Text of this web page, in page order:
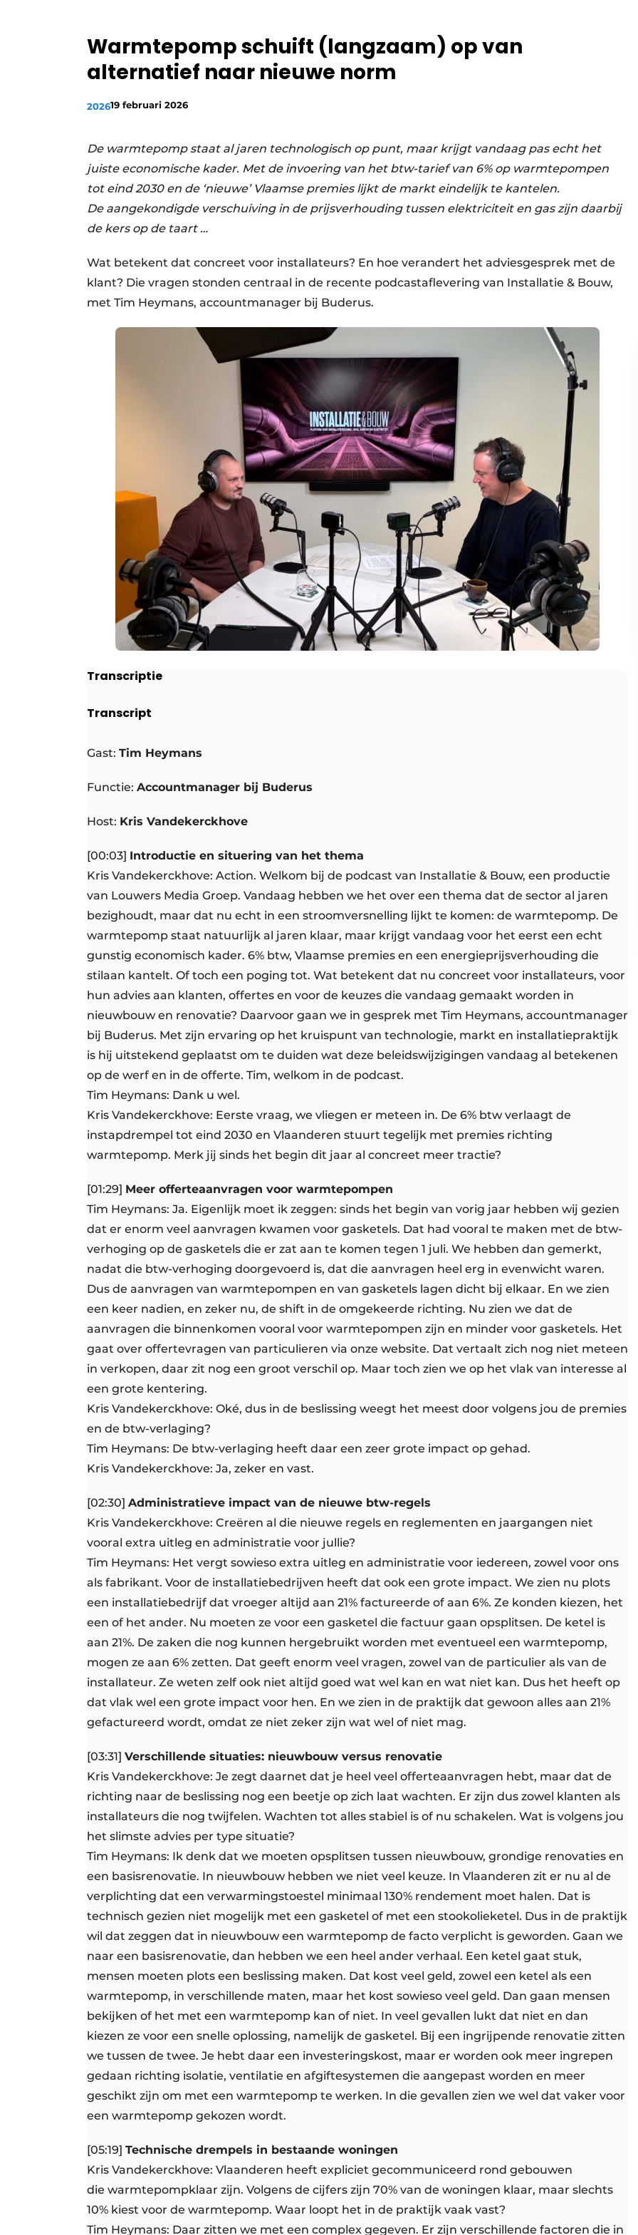
Vacatures
Warmtepomp schuift (langzaam) op van
alternatief naar nieuwe norm
202619 februari 2026
De warmtepomp staat al jaren technologisch op punt, maar krijgt vandaag pas echt het
juiste economische kader. Met de invoering van het btw-tarief van 6% op warmtepompen
tot eind 2030 en de ‘nieuwe’ Vlaamse premies lijkt de markt eindelijk te kantelen.
De aangekondigde verschuiving in de prijsverhouding tussen elektriciteit en gas zijn daarbij
de kers op de taart …
Wat betekent dat concreet voor installateurs? En hoe verandert het adviesgesprek met de
klant? Die vragen stonden centraal in de recente podcastaflevering van Installatie & Bouw,
met Tim Heymans, accountmanager bij Buderus.
Transcriptie
Transcript
Gast: Tim Heymans
Functie: Accountmanager bij Buderus
Host: Kris Vandekerckhove
[00:03] Introductie en situering van het thema
Kris Vandekerckhove: Action. Welkom bij de podcast van Installatie & Bouw, een productie
van Louwers Media Groep. Vandaag hebben we het over een thema dat de sector al jaren
bezighoudt, maar dat nu echt in een stroomversnelling lijkt te komen: de warmtepomp. De
warmtepomp staat natuurlijk al jaren klaar, maar krijgt vandaag voor het eerst een echt
gunstig economisch kader. 6% btw, Vlaamse premies en een energieprijsverhouding die
stilaan kantelt. Of toch een poging tot. Wat betekent dat nu concreet voor installateurs, voor
hun advies aan klanten, offertes en voor de keuzes die vandaag gemaakt worden in
nieuwbouw en renovatie? Daarvoor gaan we in gesprek met Tim Heymans, accountmanager
bij Buderus. Met zijn ervaring op het kruispunt van technologie, markt en installatiepraktijk
is hij uitstekend geplaatst om te duiden wat deze beleidswijzigingen vandaag al betekenen
op de werf en in de offerte. Tim, welkom in de podcast.
Tim Heymans: Dank u wel.
Kris Vandekerckhove: Eerste vraag, we vliegen er meteen in. De 6% btw verlaagt de
instapdrempel tot eind 2030 en Vlaanderen stuurt tegelijk met premies richting
warmtepomp. Merk jij sinds het begin dit jaar al concreet meer tractie?
[01:29] Meer offerteaanvragen voor warmtepompen
Tim Heymans: Ja. Eigenlijk moet ik zeggen: sinds het begin van vorig jaar hebben wij gezien
dat er enorm veel aanvragen kwamen voor gasketels. Dat had vooral te maken met de btw-
verhoging op de gasketels die er zat aan te komen tegen 1 juli. We hebben dan gemerkt,
nadat die btw-verhoging doorgevoerd is, dat die aanvragen heel erg in evenwicht waren.
Dus de aanvragen van warmtepompen en van gasketels lagen dicht bij elkaar. En we zien
een keer nadien, en zeker nu, de shift in de omgekeerde richting. Nu zien we dat de
aanvragen die binnenkomen vooral voor warmtepompen zijn en minder voor gasketels. Het
gaat over offertevragen van particulieren via onze website. Dat vertaalt zich nog niet meteen
in verkopen, daar zit nog een groot verschil op. Maar toch zien we op het vlak van interesse al
een grote kentering.
Kris Vandekerckhove: Oké, dus in de beslissing weegt het meest door volgens jou de premies
en de btw-verlaging?
Tim Heymans: De btw-verlaging heeft daar een zeer grote impact op gehad.
Kris Vandekerckhove: Ja, zeker en vast.
[02:30] Administratieve impact van de nieuwe btw-regels
Kris Vandekerckhove: Creëren al die nieuwe regels en reglementen en jaargangen niet
vooral extra uitleg en administratie voor jullie?
Tim Heymans: Het vergt sowieso extra uitleg en administratie voor iedereen, zowel voor ons
als fabrikant. Voor de installatiebedrijven heeft dat ook een grote impact. We zien nu plots
een installatiebedrijf dat vroeger altijd aan 21% factureerde of aan 6%. Ze konden kiezen, het
een of het ander. Nu moeten ze voor een gasketel die factuur gaan opsplitsen. De ketel is
aan 21%. De zaken die nog kunnen hergebruikt worden met eventueel een warmtepomp,
mogen ze aan 6% zetten. Dat geeft enorm veel vragen, zowel van de particulier als van de
installateur. Ze weten zelf ook niet altijd goed wat wel kan en wat niet kan. Dus het heeft op
dat vlak wel een grote impact voor hen. En we zien in de praktijk dat gewoon alles aan 21%
gefactureerd wordt, omdat ze niet zeker zijn wat wel of niet mag.
[03:31] Verschillende situaties: nieuwbouw versus renovatie
Kris Vandekerckhove: Je zegt daarnet dat je heel veel offerteaanvragen hebt, maar dat de
richting naar de beslissing nog een beetje op zich laat wachten. Er zijn dus zowel klanten als
installateurs die nog twijfelen. Wachten tot alles stabiel is of nu schakelen. Wat is volgens jou
het slimste advies per type situatie?
Tim Heymans: Ik denk dat we moeten opsplitsen tussen nieuwbouw, grondige renovaties en
een basisrenovatie. In nieuwbouw hebben we niet veel keuze. In Vlaanderen zit er nu al de
verplichting dat een verwarmingstoestel minimaal 130% rendement moet halen. Dat is
technisch gezien niet mogelijk met een gasketel of met een stookolieketel. Dus in de praktijk
wil dat zeggen dat in nieuwbouw een warmtepomp de facto verplicht is geworden. Gaan we
naar een basisrenovatie, dan hebben we een heel ander verhaal. Een ketel gaat stuk,
mensen moeten plots een beslissing maken. Dat kost veel geld, zowel een ketel als een
warmtepomp, in verschillende maten, maar het kost sowieso veel geld. Dan gaan mensen
bekijken of het met een warmtepomp kan of niet. In veel gevallen lukt dat niet en dan
kiezen ze voor een snelle oplossing, namelijk de gasketel. Bij een ingrijpende renovatie zitten
we tussen de twee. Je hebt daar een investeringskost, maar er worden ook meer ingrepen
gedaan richting isolatie, ventilatie en afgiftesystemen die aangepast worden en meer
geschikt zijn om met een warmtepomp te werken. In die gevallen zien we wel dat vaker voor
een warmtepomp gekozen wordt.
[05:19] Technische drempels in bestaande woningen
Kris Vandekerckhove: Vlaanderen heeft expliciet gecommuniceerd rond gebouwen
die warmtepompklaar zijn. Volgens de cijfers zijn 70% van de woningen klaar, maar slechts
10% kiest voor de warmtepomp. Waar loopt het in de praktijk vaak vast?
Tim Heymans: Daar zitten we met een complex gegeven. Er zijn verschillende factoren die in